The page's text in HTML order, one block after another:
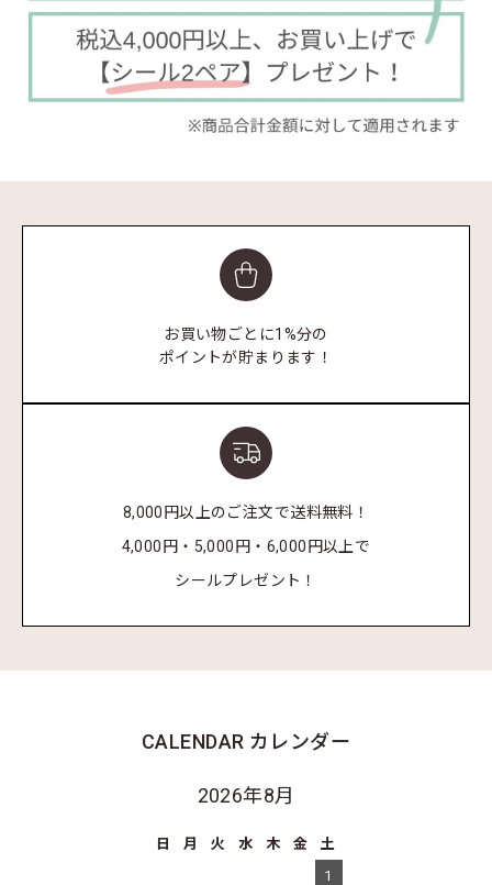
お買い物ごとに1%分の
ポイントが貯まります！
8,000円以上のご注文で送料無料！
4,000円・5,000円・6,000円以上で
シールプレゼント！
CALENDAR カレンダー
2026年8月
日 月 火 水 木 金
土
1